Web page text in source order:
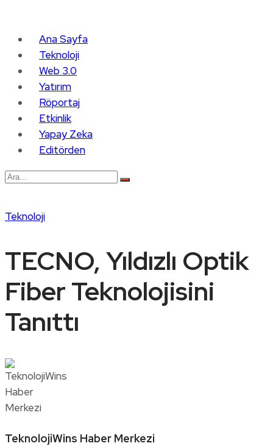
Ana Sayfa
Teknoloji
Web 3.0
Yatırım
Röportaj
Etkinlik
Yapay Zeka
Editörden
Teknoloji
TECNO, Yıldızlı Optik
Fiber Teknolojisini
Tanıttı
TeknolojiWins Haber Merkezi